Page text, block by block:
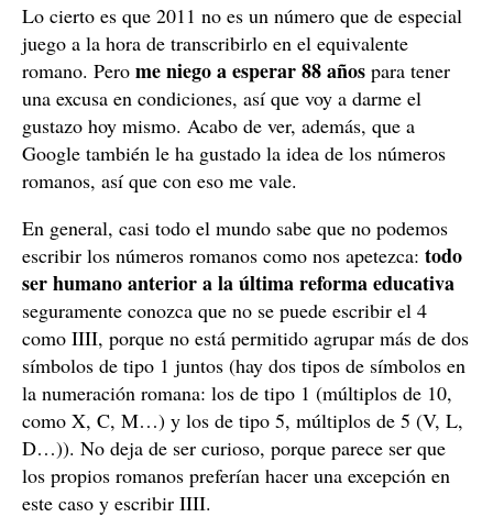
Lo cierto es que 2011 no es un número que de especial
juego a la hora de transcribirlo en el equivalente
romano. Pero me niego a esperar 88 años para tener
una excusa en condiciones, así que voy a darme el
gustazo hoy mismo. Acabo de ver, además, que a
Google también le ha gustado la idea de los números
romanos, así que con eso me vale.
En general, casi todo el mundo sabe que no podemos
escribir los números romanos como nos apetezca: todo
ser humano anterior a la última reforma educativa
seguramente conozca que no se puede escribir el 4
como IIII, porque no está permitido agrupar más de dos
símbolos de tipo 1 juntos (hay dos tipos de símbolos en
la numeración romana: los de tipo 1 (múltiplos de 10,
como X, C, M…) y los de tipo 5, múltiplos de 5 (V, L,
D…)). No deja de ser curioso, porque parece ser que
los propios romanos preferían hacer una excepción en
este caso y escribir IIII.